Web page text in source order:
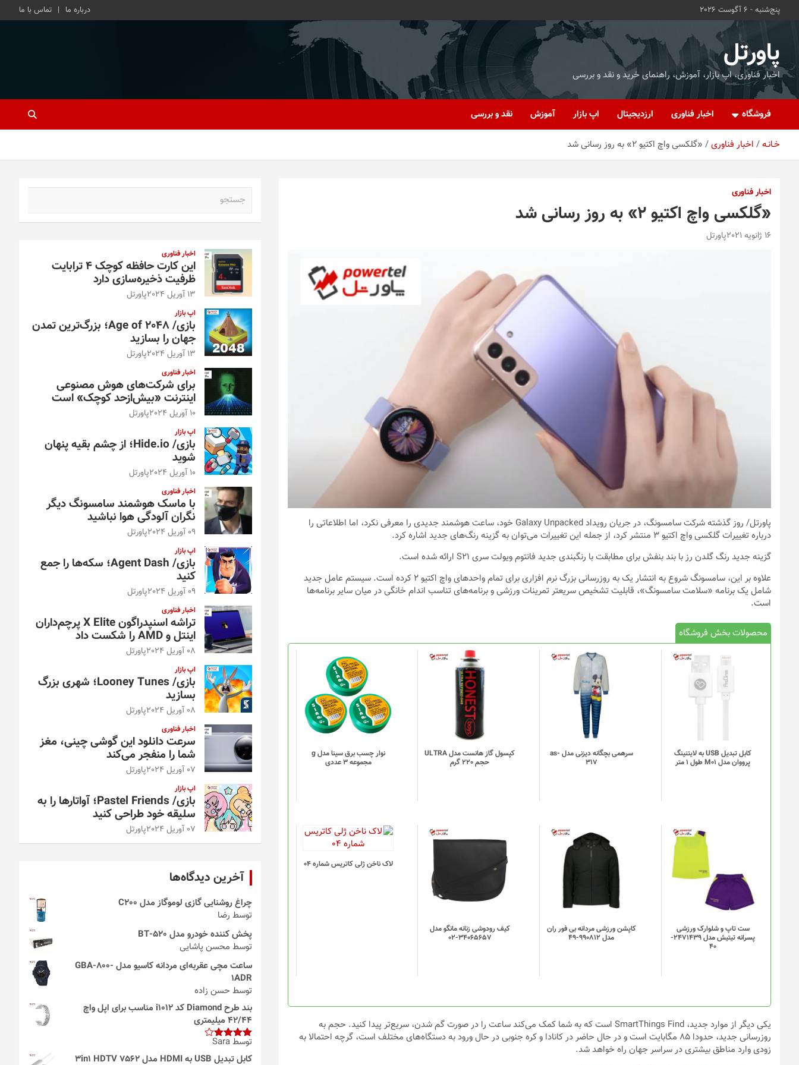
پنج‌شنبه - 6 آگوست 2026 درباره ما تماس با ما
پاورتل
اخبار فناوری، اپ بازار، آموزش، راهنمای خرید و نقد و بررسی
فروشگاه اخبار فناوری ارزدیجیتال اپ بازار آموزش نقد و بررسی
خـانـه اخبار فناوری «گلکسی واچ اکتیو ۲» به روز رسانی شد
اخبار فناوری
«گلکسی واچ اکتیو ۲» به روز رسانی شد
16 ژانویه 2021 پاورتل
پاورتل
/ روز گذشته شرکت سامسونگ، در جریان رویداد Galaxy Unpacked خود، ساعت هوشمند جدیدی را معرفی نکرد، اما اطلاعاتی را
درباره تغییرات گلکسی واچ اکتیو ۳ منتشر کرد، از جمله این تغییرات می‌توان به گزینه رنگ‌های جدید اشاره کرد.
گزینه جدید رنگ گلدن رز با بند بنفش برای مطابقت با رنگبندی جدید فانتوم ویولت سری S۲۱ ارائه شده است.
علاوه بر این، سامسونگ شروع به انتشار یک به روزرسانی بزرگ نرم افزاری برای تمام واحد‌های واچ اکتیو ۲ کرده است. سیستم عامل جدید
شامل یک برنامه «سلامت سامسونگ»، قابلیت تشخیص سریعتر تمرینات ورزشی و برنامه‌های تناسب اندام خانگی در میان سایر برنامه‌ها
است.
محصولات بخش فروشگاه
کابل تبدیل USB به لایتنینگ
پرووان مدل M01 طول 1 متر
سرهمی بچگانه دیزنی مدل as-
317
کپسول گاز هانست مدل ULTRA
حجم 220 گرم
نوار چسب برق سینا مدل g
مجموعه 3 عددی
ست تاپ و شلوارک ورزشی
پسرانه تیتیش مدل 2471439-
40
کاپشن ورزشی مردانه بی فور ران
مدل 990812-49
کیف رودوشی زنانه مانگو مدل
34065657-02
لاک ناخن ژلی کاتریس شماره 04
یکی دیگر از موارد جدید، SmartThings Find است که به شما کمک می‌کند ساعت را در صورت گم شدن، سریع‌تر پیدا کنید. حجم به
روزرسانی جدید، حدودا ۸۵ مگابایت است و در حال حاضر در کانادا و کره جنوبی در حال ورود به دستگاه‌های مختلف است، گرچه احتمالا به
زودی وارد مناطق بیشتری در سراسر جهان راه خواهد شد.
اخبار فناوری
این کارت حافظه کوچک ۴ ترابایت
ظرفیت ذخیره‌سازی دارد
13 آوریل 2024 پاورتل
اپ بازار
بازی/ Age of 2048؛ بزرگ‌ترین تمدن
جهان را بسازید
13 آوریل 2024 پاورتل
اخبار فناوری
برای شرکت‌های هوش مصنوعی
اینترنت «بیش‌از‌حد کوچک» است
10 آوریل 2024 پاورتل
اپ بازار
بازی/ Hide.io؛ از چشم بقیه پنهان
شوید
10 آوریل 2024 پاورتل
اخبار فناوری
با ماسک هوشمند سامسونگ دیگر
نگران آلودگی هوا نباشید
09 آوریل 2024 پاورتل
اپ بازار
بازی/ Agent Dash؛ سکه‌ها را جمع
کنید
09 آوریل 2024 پاورتل
اخبار فناوری
تراشه اسنپدراگون X Elite پرچم‌داران
اینتل و AMD را شکست داد
08 آوریل 2024 پاورتل
اپ بازار
بازی/ Looney Tunes؛ شهری بزرگ
بسازید
08 آوریل 2024 پاورتل
اخبار فناوری
سرعت دانلود این گوشی چینی، مغز
شما را منفجر می‌کند
07 آوریل 2024 پاورتل
اپ بازار
بازی/ Pastel Friends؛ آواتارها را به
سلیقه خود طراحی کنید
07 آوریل 2024 پاورتل
آخرین دیدگاه‌ها
چراغ روشنایی گازی لوموگاز مدل C200
توسط رضا
پخش کننده خودرو مدل 520-BT
توسط محسن پاشایی
ساعت مچی عقربه‌ای مردانه کاسیو مدل GBA-800-
1ADR
توسط حسن زاده
بند طرح Diamond کد i1012 مناسب برای اپل واچ
42/44 میلیمتری
امتیاز4
از 5
توسط Sara
کابل تبدیل USB به HDMI مدل 3in1 HDTV 7562